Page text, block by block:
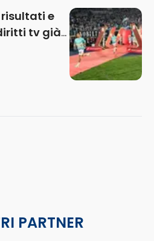
risultati e
tv già
PARTNER